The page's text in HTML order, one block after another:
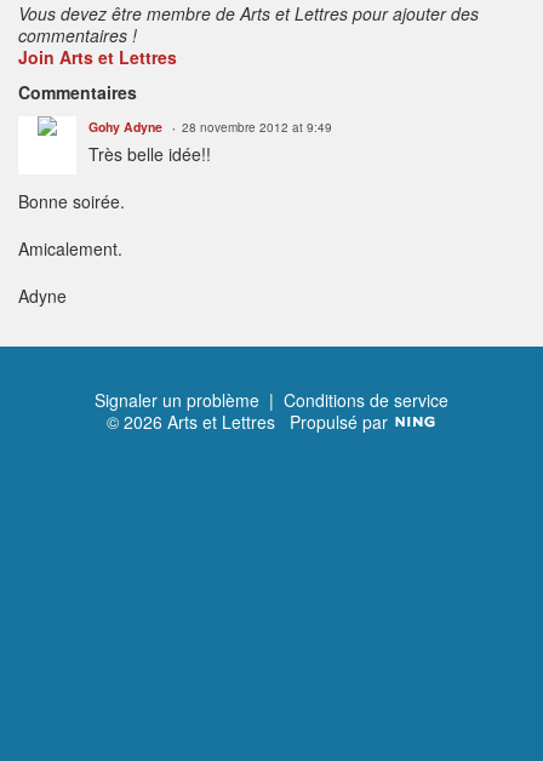
Vous devez être membre de Arts et Lettres pour ajouter des
commentaires !
Join Arts et Lettres
Commentaires
Gohy Adyne 28 novembre 2012 at 9:49
Très belle idée!!
Bonne soirée.
Amicalement.
Adyne
Signaler un problème | Conditions de service
© 2026 Arts et Lettres Propulsé par